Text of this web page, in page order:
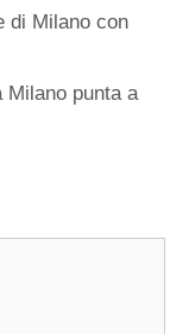
di Milano con
Milano punta a